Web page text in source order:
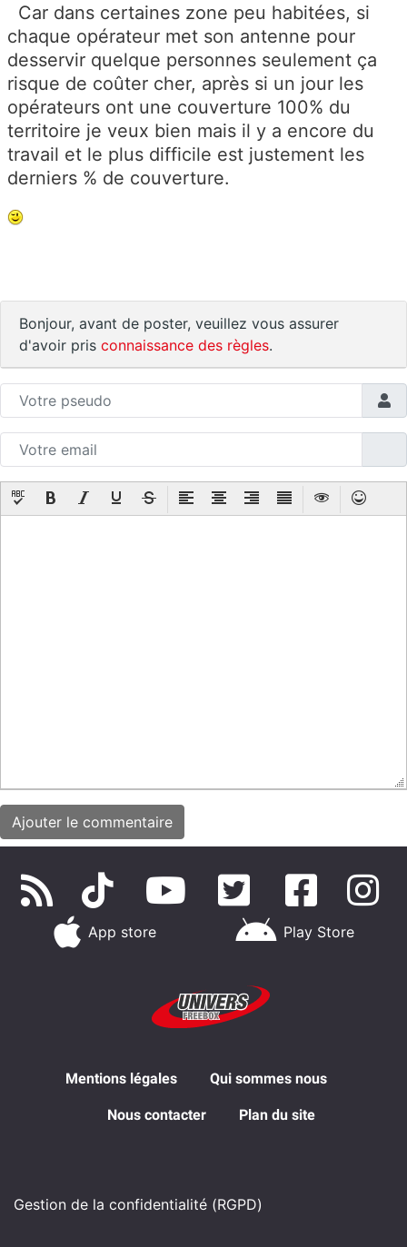
Car dans certaines zone peu habitées, si
chaque opérateur met son antenne pour
desservir quelque personnes seulement ça
risque de coûter cher, après si un jour les
opérateurs ont une couverture 100% du
territoire je veux bien mais il y a encore du
travail et le plus difficile est justement les
derniers % de couverture.
Bonjour, avant de poster, veuillez vous assurer
d'avoir pris connaissance des règles.
App store Play Store
Mentions légales Qui sommes nous
Nous contacter Plan du site
Gestion de la confidentialité (RGPD)